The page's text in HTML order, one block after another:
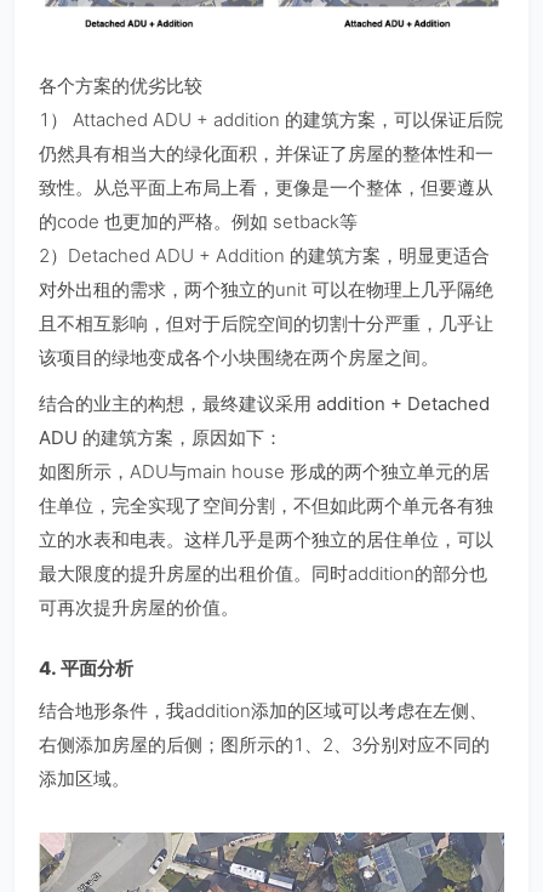
各个方案的优劣比较
1） Attached ADU + addition 的建筑方案，可以保证后院
仍然具有相当大的绿化面积，并保证了房屋的整体性和一
致性。从总平面上布局上看，更像是一个整体，但要遵从
的code 也更加的严格。例如 setback等
2）Detached ADU + Addition 的建筑方案，明显更适合
对外出租的需求，两个独立的unit 可以在物理上几乎隔绝
且不相互影响，但对于后院空间的切割十分严重，几乎让
该项目的绿地变成各个小块围绕在两个房屋之间。
结合的业主的构想，最终建议采用 addition + Detached
ADU 的建筑方案，原因如下：
如图所示，ADU与main house 形成的两个独立单元的居
住单位，完全实现了空间分割，不但如此两个单元各有独
立的水表和电表。这样几乎是两个独立的居住单位，可以
最大限度的提升房屋的出租价值。同时addition的部分也
可再次提升房屋的价值。
4. 平面分析
结合地形条件，我addition添加的区域可以考虑在左侧、
右侧添加房屋的后侧；图所示的1、2、3分别对应不同的
添加区域。